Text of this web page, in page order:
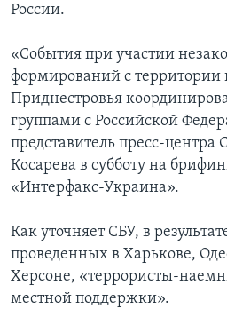
России.
«События при участии
формирований с территории
Приднестровья
группами с Российской
представитель пресс-центра
Косарева в субботу на
«Интерфакс-Украина».
Как уточняет СБУ, в
проведенных в Харькове,
Херсоне, «террористы-
местной поддержки».